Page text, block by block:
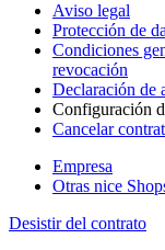
Aviso legal
Protección de
Condiciones
revocación
Declaración de
Configuración
Cancelar
Empresa
Otras nice
Desistir del contrato